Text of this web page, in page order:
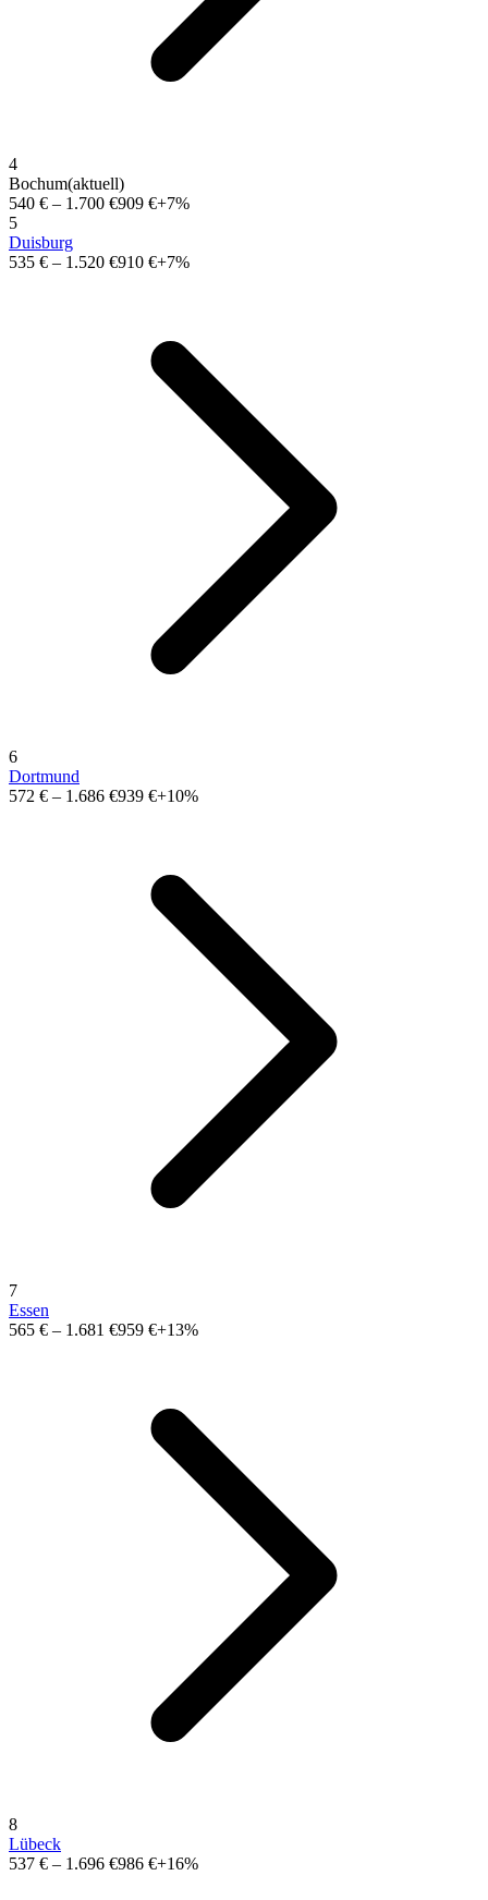
4
Bochum(aktuell)
540 € – 1.700 €909 €+7%
5
Duisburg
535 € – 1.520 €910 €+7%
6
Dortmund
572 € – 1.686 €939 €+10%
7
Essen
565 € – 1.681 €959 €+13%
8
Lübeck
537 € – 1.696 €986 €+16%